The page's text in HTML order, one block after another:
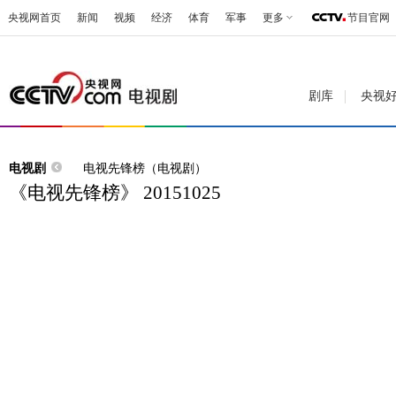
央视网首页 新闻 视频 经济 体育 军事 更多 节目官网
剧库 央视
电视剧 电视先锋榜（电视剧）
《电视先锋榜》 20151025